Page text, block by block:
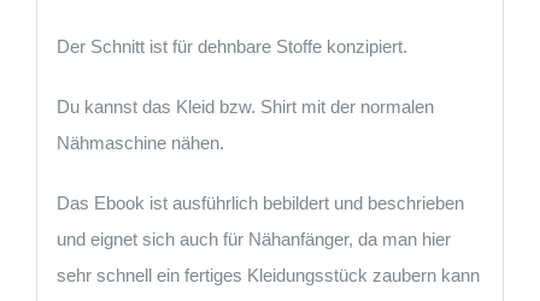
Der Schnitt ist für dehnbare Stoffe konzipiert.
Du kannst das Kleid bzw. Shirt mit der normalen
Nähmaschine nähen.
Das Ebook ist ausführlich bebildert und beschrieben
und eignet sich auch für Nähanfänger, da man hier
sehr schnell ein fertiges Kleidungsstück zaubern kann